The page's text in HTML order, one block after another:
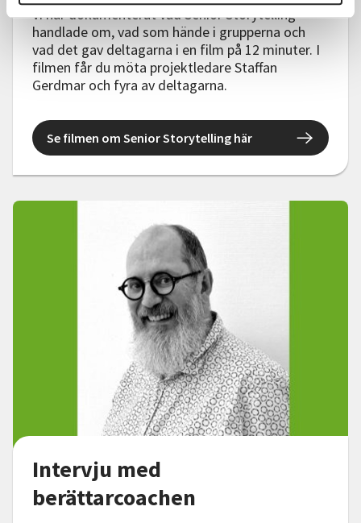
Vi har dokumenterat vad Senior Storytelling
handlade om, vad som hände i grupperna och
vad det gav deltagarna i en film på 12 minuter. I
filmen får du möta projektledare Staffan
Gerdmar och fyra av deltagarna.
Se filmen om Senior Storytelling här
Intervju med
berättarcoachen